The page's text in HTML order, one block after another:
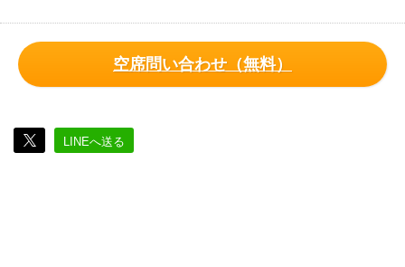
空席問い合わせ（無料）
LINEへ送る